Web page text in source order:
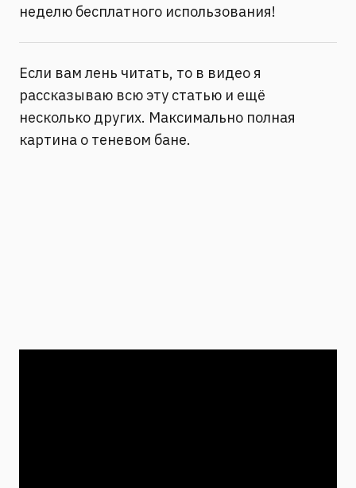
неделю бесплатного использования!
Если вам лень читать, то в видео я
рассказываю всю эту статью и ещё
несколько других. Максимально полная
картина о теневом бане.